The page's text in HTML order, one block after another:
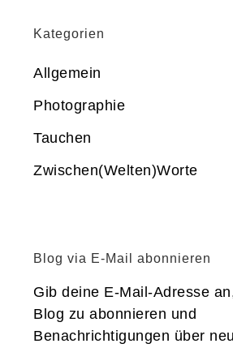
Kategorien
Allgemein
Photographie
Tauchen
Zwischen(Welten)Worte
Blog via E-Mail abonnieren
Gib deine E-Mail-Adresse
Blog zu abonnieren und
Benachrichtigungen über